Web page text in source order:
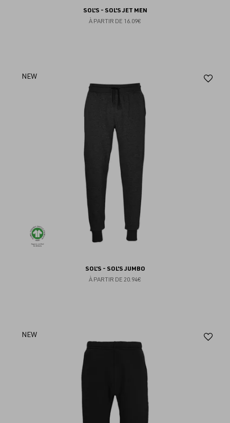
SOL'S - SOL'S JET MEN
À PARTIR DE 16.09€
NEW
SOL'S - SOL'S JUMBO
À PARTIR DE 20.94€
NEW